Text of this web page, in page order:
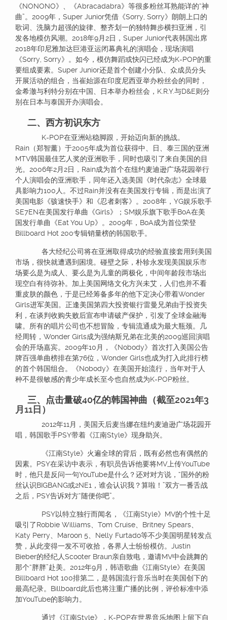
《NONONO》、《Abracadabra》等很多粉丝耳熟能详的“神
曲”。2009年，Super Junior凭借《Sorry, Sorry》朗朗上口的
歌词、洗脑力超强的旋律、整齐划一的独特舞步横扫亚洲，引
发各地模仿风潮。2018年9月2日，Super Junior代表韩国出席
2018年印尼雅加达巨港亚运闭幕典礼的演唱会，现场演唱
《Sorry, Sorry》。如今，模仿舞蹈或快闪已经成为K-POP的重
要组成要素。Super Junior还是首个创建小分队、众成员分头
开展活动的组合，当崔始源在印度尼西亚举办粉丝会的同时，
金希澈与利特分别在中国、日本举办粉丝会，K.R.Y.与D&E则分
别在日本与泰国开办演唱会。
二、西方初识东方
K-POP在亚洲站稳脚跟，开始迈向新的挑战。
Rain（郑智薰）于2005年成为首位获得中、日、泰三国的亚洲
MTV韩国最佳艺人奖的亚洲歌手，同时也吸引了来自美国的目
光。2006年2月2日，Rain成为首个在纽约麦迪逊广场花园举行
个人演唱会的亚洲歌手，同年还入选美国《时代杂志》全球最
具影响力100人。不过Rain并没有在美国发行专辑，而是出演了
美国电影《骇速快手》和《忍者刺客》。2008年，YG娱乐歌手
SE7EN在美国发行单曲《Girls》；SM娱乐旗下歌手BoA在美
国发行单曲《Eat You Up》。2009年，BoA成为首位荣登
Billboard Hot 200专辑销量榜的韩国歌手。
各大经纪公司将在亚洲取得成功的经验直接套用到美国
市场，很快就遭遇到困境。碰壁之际，朴轸永发现美国娱乐市
场要么是为成人、要么是为儿童的两极化，中间年龄段市场出
现空白有待弥补。加上美国网络文化方兴未艾，人们也并不看
重皮肤的颜色，于是已经筹备多年的他下定决心带着Wonder
Girls进军美国。正逢美国第四大投资银行雷曼兄弟由于投资失
利，在谈判收购失败后宣布申请破产保护，引发了全球金融海
啸。所有的唱片公司也不想冒险，专辑流通成为最大瓶颈。几
经周转，Wonder Girls成为强纳斯兄弟在北美的2009巡回演唱
会的开场嘉宾。2009年10月，《Nobody》首次打入美国公告
牌百强单曲榜排在第76位，Wonder Girls也成为打入此排行榜
的首个韩国组合。《Nobody》在美国开始流行，当年对于人
种不是很敏感的青少年成长至今也自然成为K-POP粉丝。
三、点击量破40亿的韩国神曲（截至2021年3
月11日）
2012年11月，美国天后麦当娜在纽约麦迪逊广场花园开
唱，韩国歌手PSY带着《江南Style》现身助兴。
《江南Style》火遍全球的背后，既有必然也有偶然的
因素。PSY在采访中表示，有职员告诉他要将MV上传YouTube
时，他只是反问一句YouTube是什么？还对对方说，“国外的粉
丝认识BIGBANG或2NE1，谁会认识我？算啦！”双方一番舌战
之后，PSY告诉对方“随便你吧”。
PSY以特立独行而闻名，《江南Style》MV的个性十足
吸引了Robbie Williams、Tom Cruise、Britney Spears、
Katy Perry、Maroon 5、Nelly Furtado等不少美国明星转发点
赞，从此变得一发不可收拾，各界人士纷纷模仿。Justin
Bieber的经纪人Scooter Braun亲自致电，邀请MV中会跳舞的
那个“胖胖”赴美。2012年9月，韩语歌曲《江南Style》在美国
Billboard Hot 100排第二，是韩国流行音乐当时在美国创下的
最高纪录。Billboard此后也将注重广播的比例，评价标准中添
加YouTube的影响力。
通过《江南Style》，K-POP在世界音乐地图上留下自